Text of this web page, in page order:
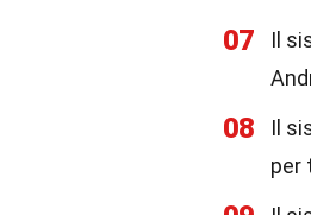
07
Il
08
Il
per